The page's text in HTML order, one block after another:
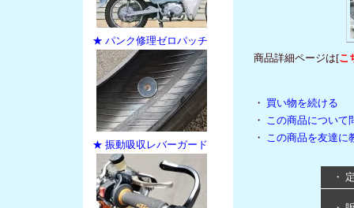
★ パンク修理ゼロパッチ
★ 振動吸収レバーガード
商品詳細ページは[こ
・ 買い物を続ける
・ この商品について
・ この商品を友達に
・